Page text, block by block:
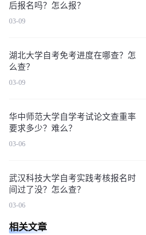
后报名吗？怎么报？
03-09
湖北大学自考免考进度在哪查？怎
么查？
03-09
华中师范大学自学考试论文查重率
要求多少？难么？
03-06
武汉科技大学自考实践考核报名时
间过了没？怎么查？
03-06
相关文章